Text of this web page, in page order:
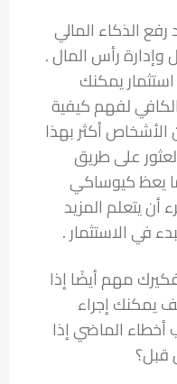
الذكاء المالي
وإدارةرأس المال.
يمكنك
لفهم كيفية
الأشخاص أكثر بهذا
على طريق
يعظ كيوساكي
أن يتعلم المزيد
في الاستثمار .
مهم أيضًا إذا
يمكنك إجراء
أخطاء الماضي إذا
قبل؟